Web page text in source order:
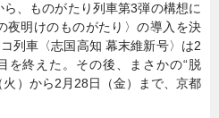
、ものがたり列車第3弾の構想に
夜明けのものがたり〉の導入を決
列車〈志国高知 幕末維新号〉は2
を終えた。その後、まさかの“脱
）から2月28日（金）まで、京都